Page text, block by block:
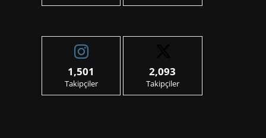
1,501
Takipçiler
2,093
Takipçiler